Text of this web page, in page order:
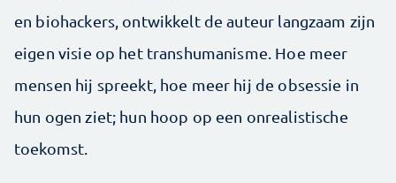
en biohackers, ontwikkelt de auteur langzaam zijn
eigen visie op het transhumanisme. Hoe meer
mensen hij spreekt, hoe meer hij de obsessie in
hun ogen ziet; hun hoop op een onrealistische
toekomst.